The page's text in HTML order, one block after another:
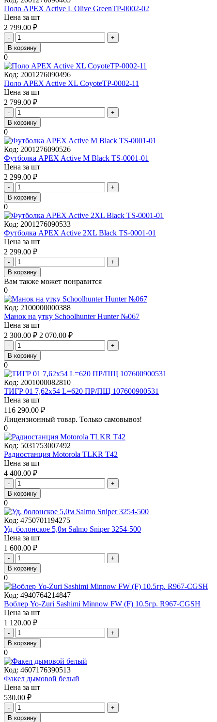
Поло APEX Active L Olive GreenTP-0002-02
Цена за шт
2 799.00 ₽
-
+
В корзину
0
Код: 2001276090496
Поло APEX Active XL CoyoteTP-0002-11
Цена за шт
2 799.00 ₽
-
+
В корзину
0
Код: 2001276090526
Футболка APEX Active M Black TS-0001-01
Цена за шт
2 299.00 ₽
-
+
В корзину
0
Код: 2001276090533
Футболка APEX Active 2XL Black TS-0001-01
Цена за шт
2 299.00 ₽
-
+
В корзину
Вам также может понравится
0
Код: 2100000000388
Манок на утку Schoolhunter Hunter №067
Цена за шт
2 300.00 ₽ 2 070.00 ₽
-
+
В корзину
0
Код: 2001000082810
ТИГР 01 7,62х54 L=620 ПР/ПЩ 107600900531
Цена за шт
116 290.00 ₽
Лицензионный товар. Только самовывоз!
0
Код: 5031753007492
Радиостанция Motorola TLKR T42
Цена за шт
4 400.00 ₽
-
+
В корзину
0
Код: 4750701194275
Уд. болонское 5,0м Salmo Sniper 3254-500
Цена за шт
1 600.00 ₽
-
+
В корзину
0
Код: 4940764214847
Воблер Yo-Zuri Sashimi Minnow FW (F) 10.5гр. R967-CGSH
Цена за шт
1 120.00 ₽
-
+
В корзину
0
Код: 4607176390513
Факел дымовой белый
Цена за шт
530.00 ₽
-
+
В корзину